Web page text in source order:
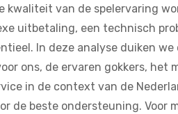
kwaliteit van de spelervaring
uitbetaling, een technisch
In deze analyse duiken we
ons, de ervaren gokkers, het
in de context van de
de beste ondersteuning. Voor